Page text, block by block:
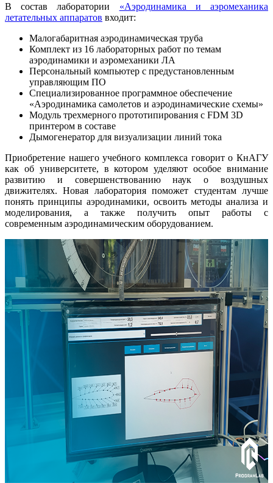
В состав лаборатории «Аэродинамика и аэромеханика
летательных аппаратов входит:
Малогабаритная аэродинамическая труба
Комплект из 16 лабораторных работ по темам
аэродинамики и аэромеханики ЛА
Персональный компьютер с предустановленным
управляющим ПО
Специализированное программное обеспечение
«Аэродинамика самолетов и аэродинамические схемы»
Модуль трехмерного прототипирования с FDM 3D
принтером в составе
Дымогенератор для визуализации линий тока
Приобретение нашего учебного комплекса говорит о КнАГУ
как об университете, в котором уделяют особое внимание
развитию и совершенствованию наук о воздушных
движителях. Новая лаборатория поможет студентам лучше
понять принципы аэродинамики, освоить методы анализа и
моделирования, а также получить опыт работы с
современным аэродинамическим оборудованием.